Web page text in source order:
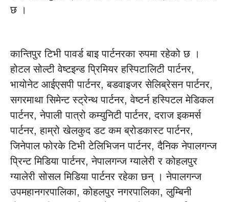
छ ।
कान्तिपुर टिभी पावर्ड बाइ पार्टनरका रुपमा रहेको छ ।
होटल सोल्टी वेष्टइन्ड प्रिमियर हस्पिटालिटी पार्टनर,
भायोनेट आईएसपी पार्टनर, बडवाइजर सेलिब्रेसन पार्टनर,
सगरमाथा सिमेन्ट स्ट्रेन्थ पार्टनर, वेष्टर्न हस्पिटल मेडिकल
पार्टनर, नेपाली पात्रो कम्युनिटी पार्टनर, दराज इकमर्स
पार्टनर, हाम्रो खेलकुद डट कम ब्रोडकास्ट पार्टनर,
जिनेपाल फोरके टिभी टेलिभिजन पार्टनर, दैनिक नेपालगन्ज
प्रिन्ट मिडिया पार्टनर, नेपालगन्ज ग्यालेरी र कोहलपुर
ग्यालेरी सोसल मिडिया पार्टनर रहेका छन् । नेपालगन्ज
उपमहानगरपालिका, कोहलपुर नगरपालिका, लुम्बिनी